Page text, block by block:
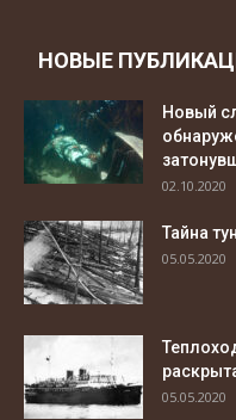
НОВЫЕ
Новый
02.10.2020
Тайна
05.05.2020
05.05.2020